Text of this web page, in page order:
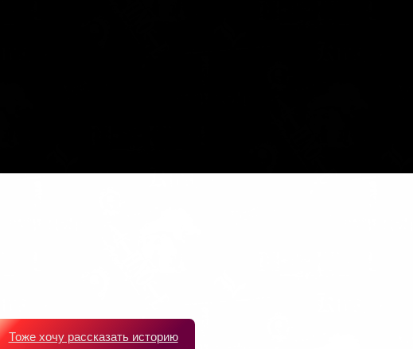
Тоже хочу рассказать историю